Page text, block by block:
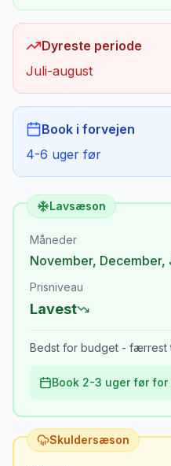
Dyreste periode
Juli-august
Book i forvejen
4-6 uger før
Lavsæson
Måneder
November, December,
Prisniveau
Lavest
Bedst for budget - færrest
Book 2-3 uger før
Skuldersæson